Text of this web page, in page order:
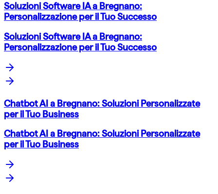
Soluzioni Software IA a Bregnano:
Personalizzazione per il Tuo Successo
Soluzioni Software IA a Bregnano:
Personalizzazione per il Tuo Successo
Chatbot AI a Bregnano: Soluzioni Personalizzate
per il Tuo Business
Chatbot AI a Bregnano: Soluzioni Personalizzate
per il Tuo Business